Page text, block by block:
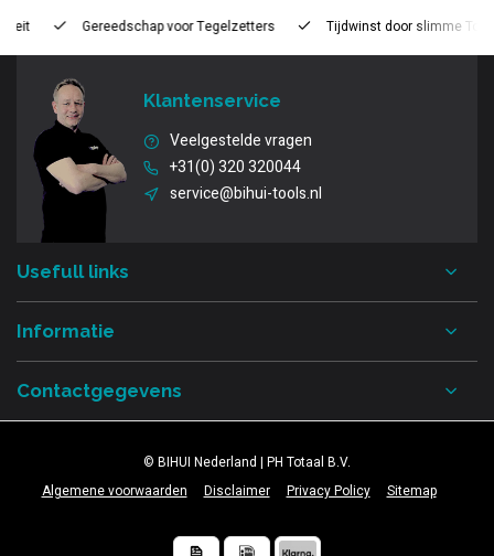
Gereedschap voorTegelzetters Tijdwinst doorslimme Tools
Klantenservice
Veelgestelde vragen
+31(0) 320 320044
service@bihui-tools.nl
Usefull links
Informatie
Contactgegevens
Algemene voorwaarden Disclaimer Privacy Policy Sitemap
© BIHUI Nederland | PH Totaal B.V.